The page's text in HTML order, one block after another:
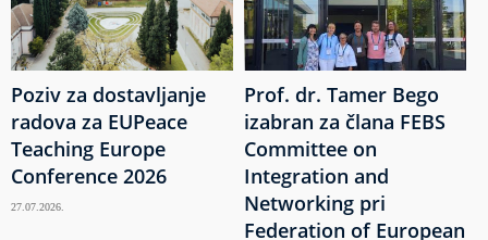
Poziv za dostavljanje
radova za EUPeace
Teaching Europe
Conference 2026
27.07.2026.
Prof. dr. Tamer Bego
izabran za člana FEBS
Committee on
Integration and
Networking pri
Federation of European